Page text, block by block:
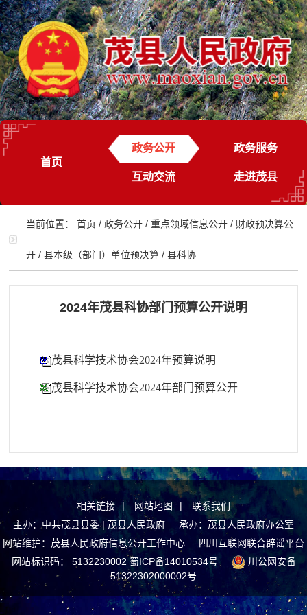
首页
政务公开 政务服务
互动交流 走进茂县
当前位置：首页 /政务公开 /重点领域信息公开 / 财政预决算公
开 /县本级（部门）单位预决算 /县科协
2024年茂县科协部门预算公开说明
茂县科学技术协会2024年预算说明
茂县科学技术协会2024年部门预算公开
相关链接 | 网站地图 |
联系我们
主办：中共茂县县委 | 茂县人民政府 承办：茂县人民政府办公室
网站维护：茂县人民政府信息公开工作中心 四川互联网联合辟谣平台
网站标识码： 5132230002 蜀ICP备14010534号
川公网安备
51322302000002号